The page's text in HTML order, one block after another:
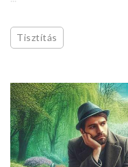
Tisztítás